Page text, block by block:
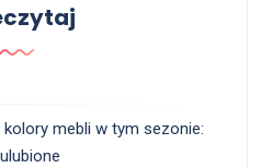
mebli w tym sezonie: